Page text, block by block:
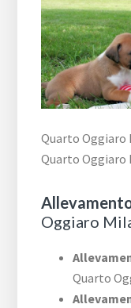
Quarto Oggiaro
Quarto Oggiaro
Oggiaro
Quarto